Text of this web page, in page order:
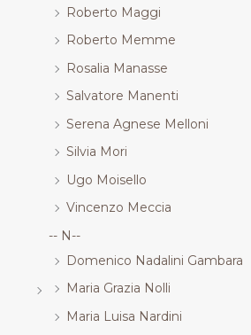
Roberto Maggi
Roberto Memme
Rosalia Manasse
Salvatore Manenti
Serena Agnese Melloni
Silvia Mori
Ugo Moisello
Vincenzo Meccia
-- N--
Domenico Nadalini Gambara
Maria Grazia Nolli
Maria Luisa Nardini